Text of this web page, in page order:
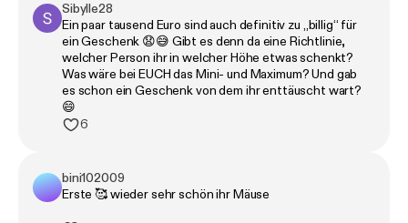
Freundeskreis, wie Starköche am Herd oder
Comedians beim Witzeerzählen. Stattdessen
schlüpfen sie in ihre Magdeburger Jogger,
bestellen à la Miranda zu oft das Gleiche beim
selben Lieferdienst und essen die diagonal
geschnittenen Käsetoasts mit Ketchup aus ihrer
Kontrollverlust … - Cheers, ihr Mäuse! Alle weiteren
Infos rund um den Podcast, Updates und
Sibylle28
Ein paar tausend Euro sind auch definitiv zu „billig“ für
ein Geschenk 😧😅 Gibt es denn da eine Richtlinie,
welcher Person ihr in welcher Höhe etwas schenkt?
Was wäre bei EUCH das Mini- und Maximum? Und gab
es schon ein Geschenk von dem ihr enttäuscht wart?
😄
6
bini102009
Erste 🥰 wieder sehr schön ihr Mäuse